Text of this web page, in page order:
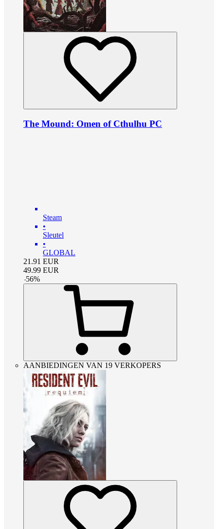
The Mound: Omen of Cthulhu PC
Steam
•
Sleutel
•
GLOBAL
21.91 EUR
49.99 EUR
-56%
AANBIEDINGEN VAN 19 VERKOPERS